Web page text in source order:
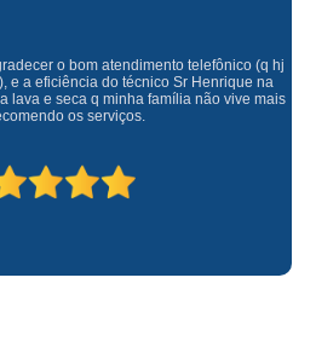
o bom atendimento telefônico (q hj
e a eficiência do técnico Sr Henrique na
lava e seca q minha família não vive mais
os serviços.